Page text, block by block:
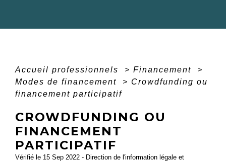
Accueil professionnels > Financement
>
Modes de financement
> Crowdfunding ou
financement participatif
CROWDFUNDING OU
FINANCEMENT
PARTICIPATIF
Vérifié le 15 Sep 2022 - Direction de l'information légale et